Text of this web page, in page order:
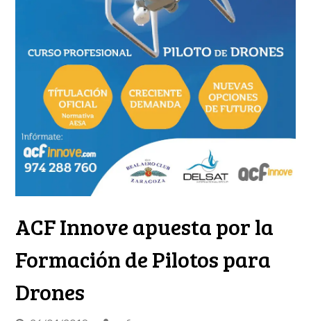
ACF Innove apuesta por la
Formación de Pilotos para
Drones